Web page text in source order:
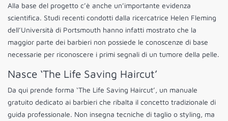
Alla base del progetto c’è anche un’importante evidenza
scientifica. Studi recenti condotti dalla ricercatrice Helen Fleming
dell’Università di Portsmouth hanno infatti mostrato che la
maggior parte dei barbieri non possiede le conoscenze di base
necessarie per riconoscere i primi segnali di un tumore della pelle.
Nasce ‘The Life Saving Haircut’
Da qui prende forma ‘The Life Saving Haircut’, un manuale
gratuito dedicato ai barbieri che ribalta il concetto tradizionale di
guida professionale. Non insegna tecniche di taglio o styling, ma